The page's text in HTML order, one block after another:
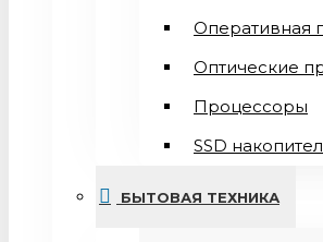
Оперативная
Оптические
Процессоры
SSD
БЫТОВАЯ ТЕХНИКА